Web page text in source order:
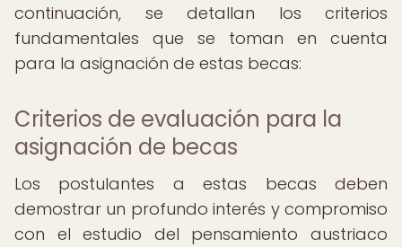
continuación, se detallan los criterios
fundamentales que se toman en cuenta
para la asignación de estas becas:
Criterios de evaluación para la
asignación de becas
Los postulantes a estas becas deben
demostrar un profundo interés y compromiso
con el estudio del pensamiento austriaco